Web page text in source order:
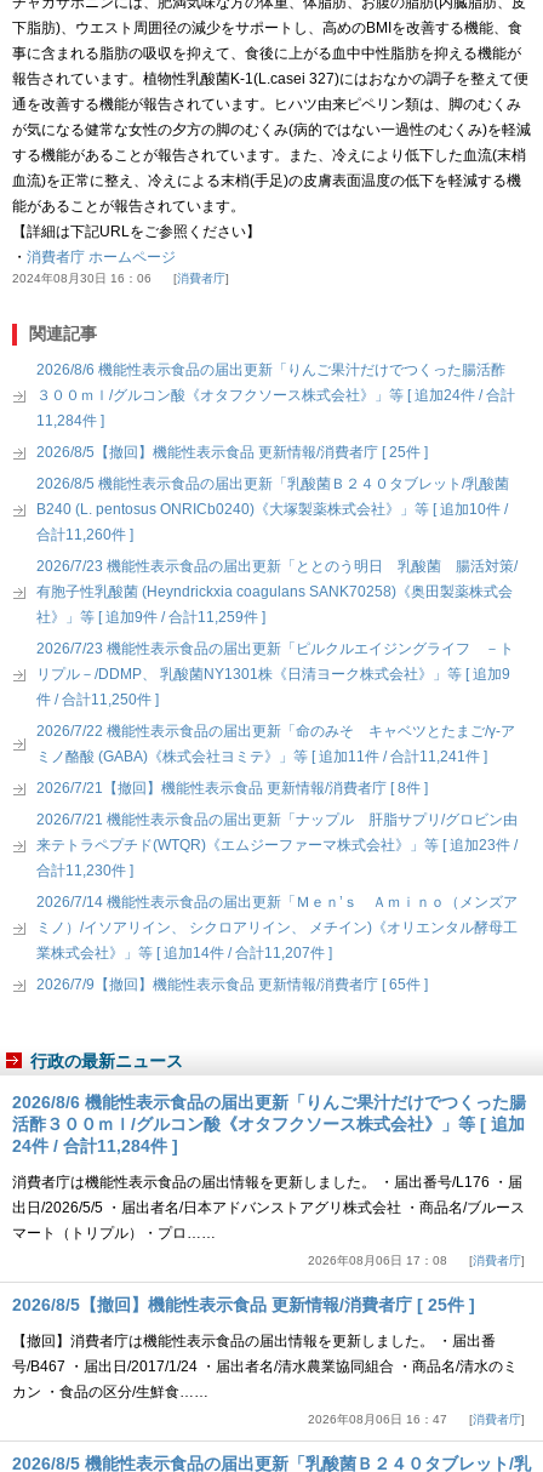
下脂肪)、ウエスト周囲径の減少をサポートし、高めのBMIを改善する機能、食
事に含まれる脂肪の吸収を抑えて、食後に上がる血中中性脂肪を抑える機能が
報告されています。植物性乳酸菌K-1(L.casei 327)にはおなかの調子を整えて便
通を改善する機能が報告されています。ヒハツ由来ピペリン類は、脚のむくみ
が気になる健常な女性の夕方の脚のむくみ(病的ではない一過性のむくみ)を軽減
する機能があることが報告されています。また、冷えにより低下した血流(末梢
血流)を正常に整え、冷えによる末梢(手足)の皮膚表面温度の低下を軽減する機
能があることが報告されています。
【詳細は下記URLをご参照ください】
・ 消費者庁 ホームページ
2024年08月30日 16：06 消費者庁
関連記事
2026/8/6 機能性表示食品の届出更新「りんご果汁だけでつくった腸活酢
３００ｍｌ/グルコン酸《オタフクソース株式会社》」等 [ 追加24件 / 合計
11,284件 ]
2026/8/5【撤回】機能性表示食品 更新情報/消費者庁 [ 25件 ]
2026/8/5 機能性表示食品の届出更新「乳酸菌Ｂ２４０タブレット/乳酸菌
B240 (L. pentosus ONRICb0240)《大塚製薬株式会社》」等 [ 追加10件 /
合計11,260件 ]
2026/7/23 機能性表示食品の届出更新「ととのう明日 乳酸菌 腸活対策/
有胞子性乳酸菌 (Heyndrickxia coagulans SANK70258)《奥田製薬株式会
社》」等 [ 追加9件 / 合計11,259件 ]
2026/7/23 機能性表示食品の届出更新「ピルクルエイジングライフ －ト
リプル－/DDMP、 乳酸菌NY1301株《日清ヨーク株式会社》」等 [ 追加9
件 / 合計11,250件 ]
2026/7/22 機能性表示食品の届出更新「命のみそ キャベツとたまご/γ-ア
ミノ酪酸 (GABA)《株式会社ヨミテ》」等 [ 追加11件 / 合計11,241件 ]
2026/7/21【撤回】機能性表示食品 更新情報/消費者庁 [ 8件 ]
2026/7/21 機能性表示食品の届出更新「ナップル 肝脂サプリ/グロビン由
来テトラペプチド(WTQR)《エムジーファーマ株式会社》」等 [ 追加23件 /
合計11,230件 ]
2026/7/14 機能性表示食品の届出更新「Ｍｅｎ’ｓ Ａｍｉｎｏ（メンズア
ミノ）/イソアリイン、 シクロアリイン、 メチイン)《オリエンタル酵母工
業株式会社》」等 [ 追加14件 / 合計11,207件 ]
2026/7/9【撤回】機能性表示食品 更新情報/消費者庁 [ 65件 ]
行政の最新ニュース
2026/8/6 機能性表示食品の届出更新「りんご果汁だけでつくった腸
活酢３００ｍｌ/グルコン酸《オタフクソース株式会社》」等 [ 追加
24件 / 合計11,284件 ]
消費者庁は機能性表示食品の届出情報を更新しました。 ・届出番号/L176 ・届
出日/2026/5/5 ・届出者名/日本アドバンストアグリ株式会社 ・商品名/ブルース
マート（トリプル）・プロ……
2026年08月06日 17：08 消費者庁
2026/8/5【撤回】機能性表示食品 更新情報/消費者庁 [ 25件 ]
【撤回】消費者庁は機能性表示食品の届出情報を更新しました。 ・届出番
号/B467 ・届出日/2017/1/24 ・届出者名/清水農業協同組合 ・商品名/清水のミ
カン ・食品の区分/生鮮食……
2026年08月06日 16：47 消費者庁
2026/8/5 機能性表示食品の届出更新「乳酸菌Ｂ２４０タブレット/乳